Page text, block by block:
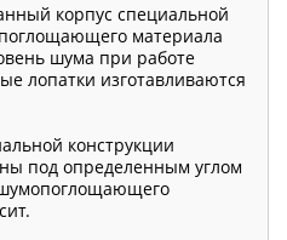
корпус специальной
материала
шума при работе
лопатки изготавливаются
конструкции
под определенным углом